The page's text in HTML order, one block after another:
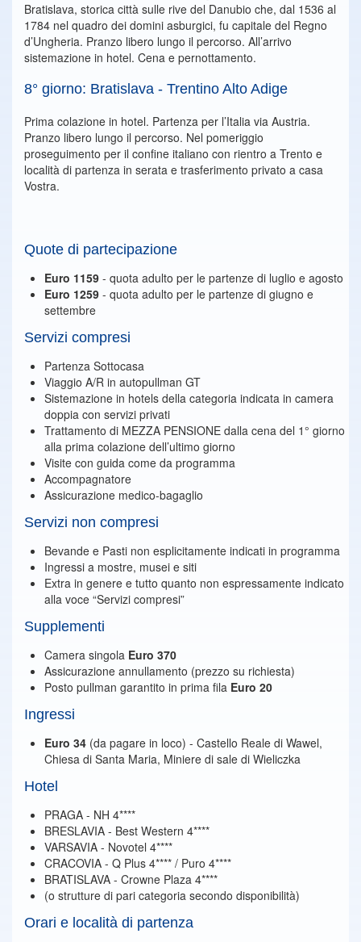
Bratislava, storica città sulle rive del Danubio che, dal 1536 al
1784 nel quadro dei domini asburgici, fu capitale del Regno
d’Ungheria. Pranzo libero lungo il percorso. All’arrivo
sistemazione in hotel. Cena e pernottamento.
8° giorno: Bratislava - Trentino Alto Adige
Prima colazione in hotel. Partenza per l’Italia via Austria.
Pranzo libero lungo il percorso. Nel pomeriggio
proseguimento per il confine italiano con rientro a Trento e
località di partenza in serata e trasferimento privato a casa
Vostra.
Quote di partecipazione
Euro 1159 - quota adulto per le partenze di luglio e agosto
Euro 1259 - quota adulto per le partenze di giugno e
settembre
Servizi compresi
Partenza Sottocasa
Viaggio A/R in autopullman GT
Sistemazione in hotels della categoria indicata in camera
doppia con servizi privati
Trattamento di MEZZA PENSIONE dalla cena del 1° giorno
alla prima colazione dell’ultimo giorno
Visite con guida come da programma
Accompagnatore
Assicurazione medico-bagaglio
Servizi non compresi
Bevande e Pasti non esplicitamente indicati in programma
Ingressi a mostre, musei e siti
Extra in genere e tutto quanto non espressamente indicato
alla voce “Servizi compresi”
Supplementi
Camera singola Euro 370
Assicurazione annullamento (prezzo su richiesta)
Posto pullman garantito in prima fila Euro 20
Ingressi
Euro 34 (da pagare in loco) - Castello Reale di Wawel,
Chiesa di Santa Maria, Miniere di sale di Wieliczka
Hotel
PRAGA - NH 4****
BRESLAVIA - Best Western 4****
VARSAVIA - Novotel 4****
CRACOVIA - Q Plus 4**** / Puro 4****
BRATISLAVA - Crowne Plaza 4****
(o strutture di pari categoria secondo disponibilità)
Orari e località di partenza